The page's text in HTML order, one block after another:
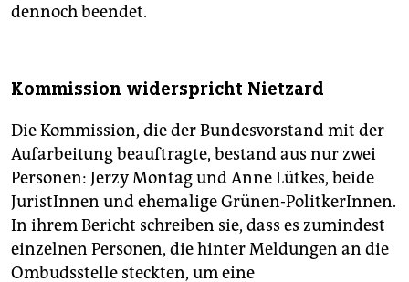
dennoch beendet.
Kommission widerspricht Nietzard
Die Kommission, die der Bundesvorstand mit der
Aufarbeitung beauftragte, bestand aus nur zwei
Personen: Jerzy Montag und Anne Lütkes, beide
JuristInnen und ehemalige Grünen-PolitkerInnen.
In ihrem Bericht schreiben sie, dass es zumindest
einzelnen Personen, die hinter Meldungen an die
Ombudsstelle steckten, um eine